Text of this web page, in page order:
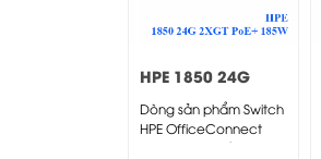
HPE 1850 24G
2XGT PoE+ 185W
Switch
Dòng sản phẩm Switch
HPE OfficeConnect
1850 mang đến sự lựa